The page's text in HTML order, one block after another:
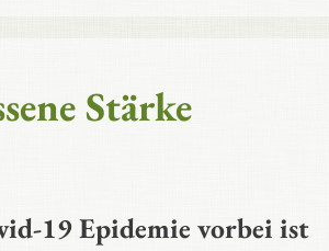
Stärke
19 Epidemie vorbei ist